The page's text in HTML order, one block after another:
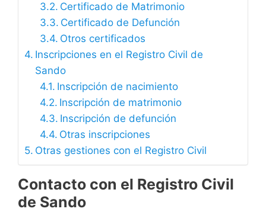
Certificado de Matrimonio
Certificado de Defunción
Otros certificados
Inscripciones en el Registro Civil de
Sando
Inscripción de nacimiento
Inscripción de matrimonio
Inscripción de defunción
Otras inscripciones
Otras gestiones con el Registro Civil
Contacto con el Registro Civil
de Sando